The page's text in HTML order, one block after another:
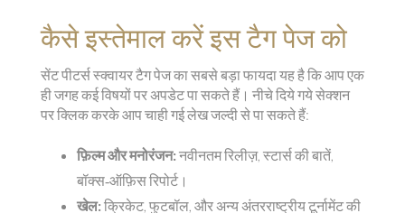
कैसे इस्तेमाल करें इस टैग पेज को
सेंट पीटर्स स्क्वायर टैग पेज का सबसे बड़ा फायदा यह है कि आप एक
ही जगह कई विषयों पर अपडेट पा सकते हैं। नीचे दिये गये सेक्शन
पर क्लिक करके आप चाही गई लेख जल्दी से पा सकते हैं:
फ़िल्म और मनोरंजन: नवीनतम रिलीज़, स्टार्स की बातें,
बॉक्स‑ऑफ़िस रिपोर्ट।
खेल: क्रिकेट, फुटबॉल, और अन्य अंतरराष्ट्रीय टूर्नामेंट की